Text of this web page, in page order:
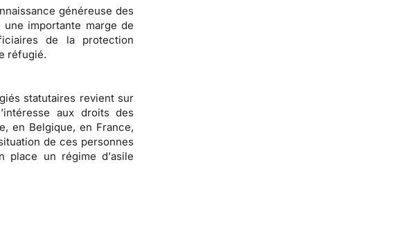
généreuse des
importante marge de
de la protection
réfugié.
statutaires revient sur
aux droits des
en Belgique, en France,
de ces personnes
place un régime d’asile